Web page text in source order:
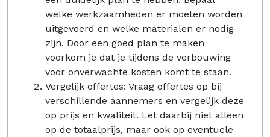
welke werkzaamheden er moeten worden
uitgevoerd en welke materialen er nodig
zijn. Door een goed plan te maken
voorkom je dat je tijdens de verbouwing
voor onverwachte kosten komt te staan.
Vergelijk offertes: Vraag offertes op bij
verschillende aannemers en vergelijk deze
op prijs en kwaliteit. Let daarbij niet alleen
op de totaalprijs, maar ook op eventuele